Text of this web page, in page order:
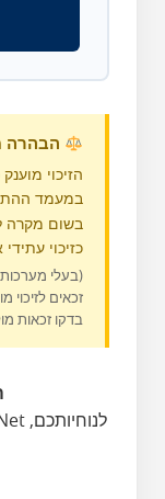
הבהרה
הזיכוי
במעמד
בשום מקרה
כזיכוי עתידי
זכאים
בדקו זכאות